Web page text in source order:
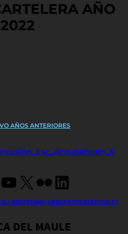
AÑO
2022
AÑOS ANTERIORES
YouTube
X FlickrLinkedIn
STAND UPEVENTOS ESPECIALES
DEL MAULE